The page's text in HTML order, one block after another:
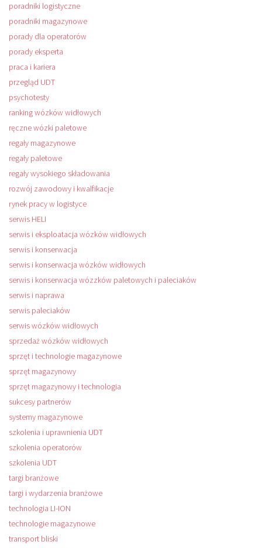
poradniki logistyczne
poradniki magazynowe
porady dla operatorów
porady eksperta
praca i kariera
przegląd UDT
psychotesty
ranking wózków widłowych
ręczne wózki paletowe
regały magazynowe
regały paletowe
regały wysokiego składowania
rozwój zawodowy i kwalfikacje
rynek pracy w logistyce
serwis HELI
serwis i eksploatacja wózków widłowych
serwis i konserwacja
serwis i konserwacja wózków widłowych
serwis i konserwacja wózzków paletowych i paleciaków
serwis i naprawa
serwis paleciaków
serwis wózków widłowych
sprzedaż wózków widłowych
sprzęt i technologie magazynowe
sprzęt magazynowy
sprzęt magazynowy i technologia
sukcesy partnerów
systemy magazynowe
szkolenia i uprawnienia UDT
szkolenia operatorów
szkolenia UDT
targi branżowe
targi i wydarzenia branżowe
technologia LI-ION
technologie magazynowe
transport bliski